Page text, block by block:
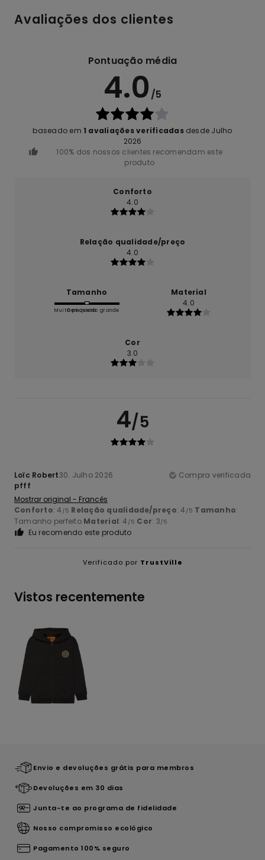
Avaliações dos clientes
Pontuação média
4.0 /5
baseado em 1 avaliações verificadasdesde Julho
2026
100% dos nossos clientes recomendam este
produto
Conforto
4.0
Relação qualidade/preço
4.0
Tamanho
Muito pequeno
Demasiado grande
Material
4.0
Cor
3.0
4/5
Loïc Robert30. Julho 2026
Compra verificada
pfff
Mostrar original - Francês
Conforto: 4 /5 Relação qualidade/preço: 4 /5 Tamanho:
Tamanho perfeito Material: 4 /5 Cor: 3/5
Eu recomendo este produto
Verificado por TrustVille
Vistos recentemente
Envio e devoluções grátis para membros
Devoluções em 30 dias
Junta-te ao programa de fidelidade
Nosso compromisso ecológico
Pagamento 100% seguro